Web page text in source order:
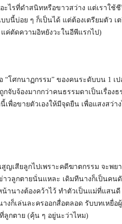
ะไรที่ดำสนิทหรือขาวสว่าง แต่เราใช้
บนี้บ่อย ๆ ก็เป็นได้ แต่ต้องเตรียมตัว เ
ค่ตัดความอิหยังวะในอีพีแรกไป)
“โศกนาฏกรรม” ของคนระดับบน 1 เ
จับจ้องมากกว่าคนธรรมดาเป็นเรื่อง
อขายตัวเองให้มีจุดยืน เพื่อแสงสว่า
ญเสียลูกไปเพราะคดีฆาตกรรม จะพย
วลูกตายนั่นแหละ เดิมทีนางก็เป็นคน
านางต้องคว้าไว้ ทำตัวเป็นแม่ที่แสนดี
งก็เล่นละครออกสื่อตลอด รับบทเหยื่อ
ลูกตาย (คุ้น ๆ อยู่นะว่าไหม)